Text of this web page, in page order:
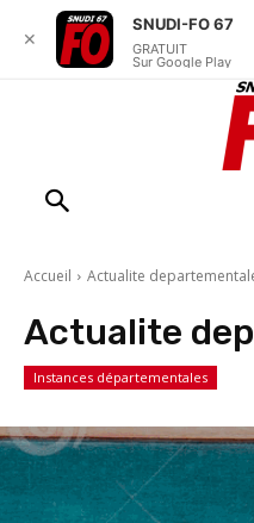
Accueil Actualite
Actualite
Instances départementales
✕
SNUDI-FO 67
GRATUIT
Sur Google Play